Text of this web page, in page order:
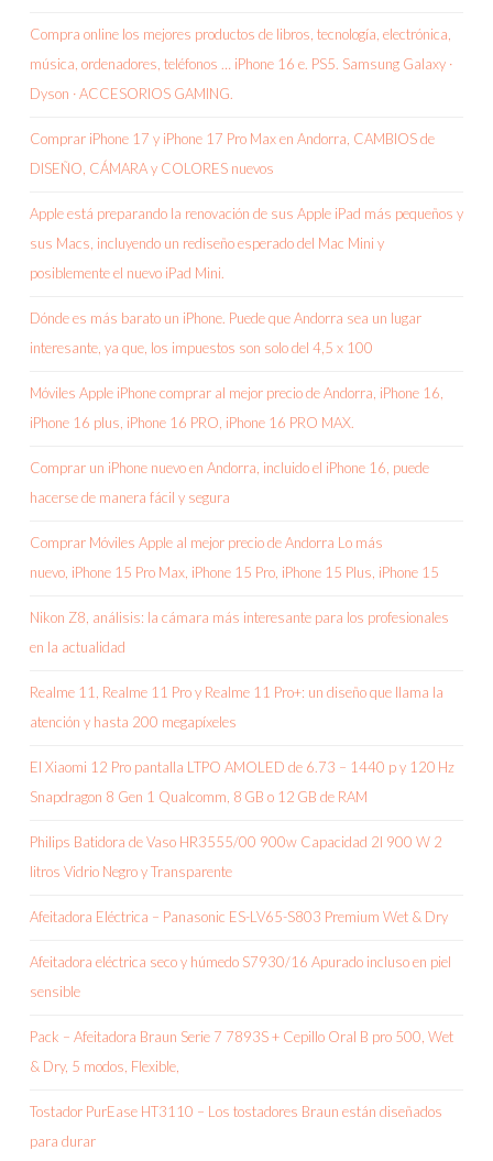
Compra online los mejores productos de libros, tecnología, electrónica,
música, ordenadores, teléfonos … iPhone 16 e. PS5. Samsung Galaxy ·
Dyson · ACCESORIOS GAMING.
Comprar iPhone 17 y iPhone 17 Pro Max en Andorra, CAMBIOS de
DISEÑO, CÁMARA y COLORES nuevos
Apple está preparando la renovación de sus Apple iPad más pequeños y
sus Macs, incluyendo un rediseño esperado del Mac Mini y
posiblemente el nuevo iPad Mini.
Dónde es más barato un iPhone. Puede que Andorra sea un lugar
interesante, ya que, los impuestos son solo del 4,5 x 100
Móviles Apple iPhone comprar al mejor precio de Andorra, iPhone 16,
iPhone 16 plus, iPhone 16 PRO, iPhone 16 PRO MAX.
Comprar un iPhone nuevo en Andorra, incluido el iPhone 16, puede
hacerse de manera fácil y segura
Comprar Móviles Apple al mejor precio de Andorra Lo más
nuevo, iPhone 15 Pro Max, iPhone 15 Pro, iPhone 15 Plus, iPhone 15
Nikon Z8, análisis: la cámara más interesante para los profesionales
en la actualidad
Realme 11, Realme 11 Pro y Realme 11 Pro+: un diseño que llama la
atención y hasta 200 megapíxeles
El Xiaomi 12 Pro pantalla LTPO AMOLED de 6.73 – 1440 p y 120 Hz
Snapdragon 8 Gen 1 Qualcomm, 8 GB o 12 GB de RAM
Philips Batidora de Vaso HR3555/00 900w Capacidad 2l 900 W 2
litros Vidrio Negro y Transparente
Afeitadora Eléctrica – Panasonic ES-LV65-S803 Premium Wet & Dry
Afeitadora eléctrica seco y húmedo S7930/16 Apurado incluso en piel
sensible
Pack – Afeitadora Braun Serie 7 7893S + Cepillo Oral B pro 500, Wet
& Dry, 5 modos, Flexible,
Tostador PurEase HT3110 – Los tostadores Braun están diseñados
para durar